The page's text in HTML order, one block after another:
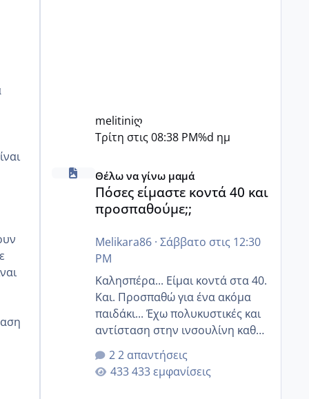
melitiniღ
Τρίτη στις 08:38 PM%d ημ
Πόσες είμαστε κοντά 40 και προσπαθούμε;;
Θέλω να γίνω μαμά
Πόσες είμαστε κοντά 40 και
προσπαθούμε;;
Melikara86· Σάββατο στις 12:30
PM
Καλησπέρα... Είμαι κοντά στα 40.
Και. Προσπαθώ για ένα ακόμα
παιδάκι... Έχω πολυκυστικές και
αντίσταση στην ινσουλίνη καθώς
και χάσιμοτο! Έχω λίγα κιλά
παραπάνω και όσο κ αν
προσπαθώ δεν χάνω εύκολα!
2 απαντήσεις
433 εμφανίσεις